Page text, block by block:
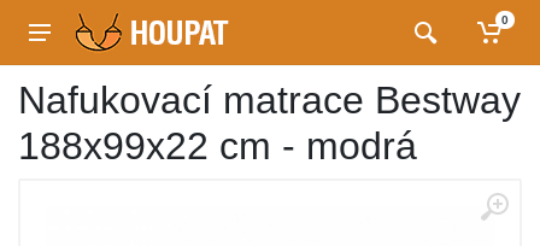
0
Nafukovací matrace Bestway
188x99x22 cm - modrá